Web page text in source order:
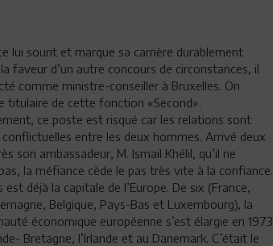
lui sourit et marque sa carrière durablement
la faveur d’un autre concours de circonstances, il
comme ministre-conseiller à Bruxelles. On
titulaire de cette fonction «Second».
ce poste est risqué car les relations sont
entre les deux hommes. Arrivé deux
son ambassadeur, M. Ismail Khélil, qu’il ne
la méfiance cède le pas très vite à la confiance.
est déjà la capitale de l’Europe. De six (France,
Belgique, Pays-Bas et Luxembourg), la
économique européenne s’est élargie en 1973
Bretagne, l’Irlande et au Danemark. C’était le